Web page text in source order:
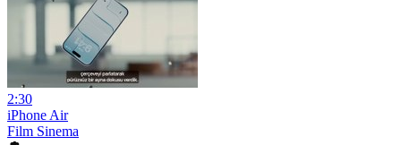
2:30
iPhone Air
Film Sinema